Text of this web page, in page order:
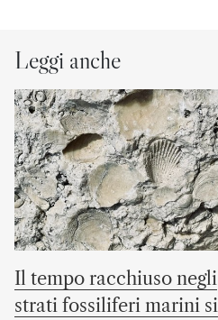
Leggi anche
Il tempo racchiuso negli
strati fossiliferi marini si